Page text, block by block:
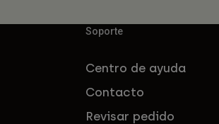
Soporte
Centro de ayuda
Contacto
Revisar pedido